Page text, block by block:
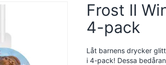
Frost II
4-pack
Låt barnens drycker
i 4-pack! Dessa